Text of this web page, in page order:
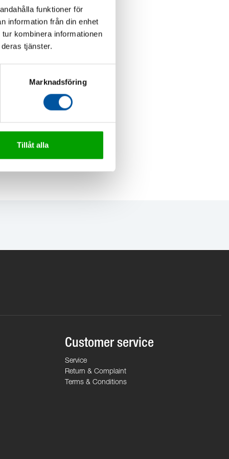
funktioner för
information från din enhet
kombinera informationen
tjänster.
Marknadsföring
Tillåt alla
Customer service
Service
Return & Complaint
Terms & Conditions